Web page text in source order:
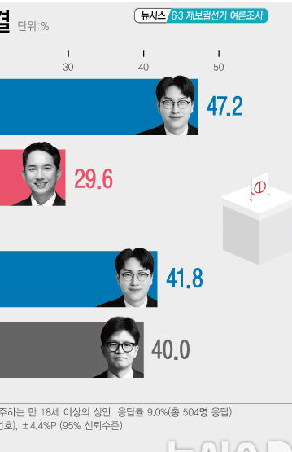
1850명 사망
속 송치
할라피뇨"-- CDC
사망 관련 압수수색
기도 선관위 등 9곳
대 상승 출발
개장
6365.07 개장
부 케슘섬에서 두차
관세, 120일 후
명